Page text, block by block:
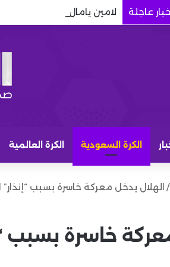
عاجلة لامين يامال يقتني قصر
الكرة السعودية الكرة العالمية
/ الهلال يدخل معركة خاسرة بسبب
خاسرة بسبب